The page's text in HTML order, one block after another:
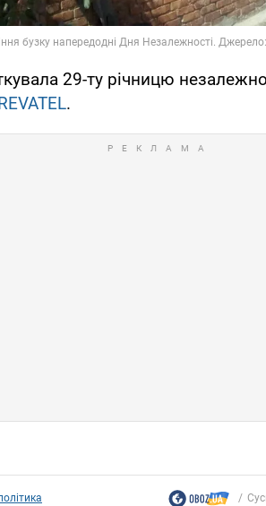
29-ту річницю
.